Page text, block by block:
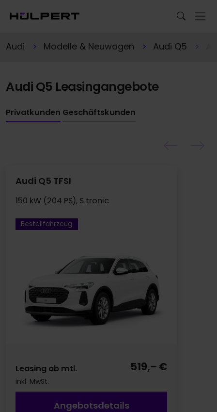
Audi Modelle & Neuwagen Audi Q5
Audi Q5 Leasingangebote
Privatkunden Geschäftskunden
Audi Q5 TFSI
150 kW (204 PS), S tronic
Bestellfahrzeug
Leasing ab mtl.
inkl. MwSt.
519,– €
Angebotsdetails